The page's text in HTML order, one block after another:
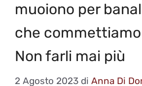
muoiono per
che commettiamo
Non farli mai più
2 Agosto 2023 di Anna Di